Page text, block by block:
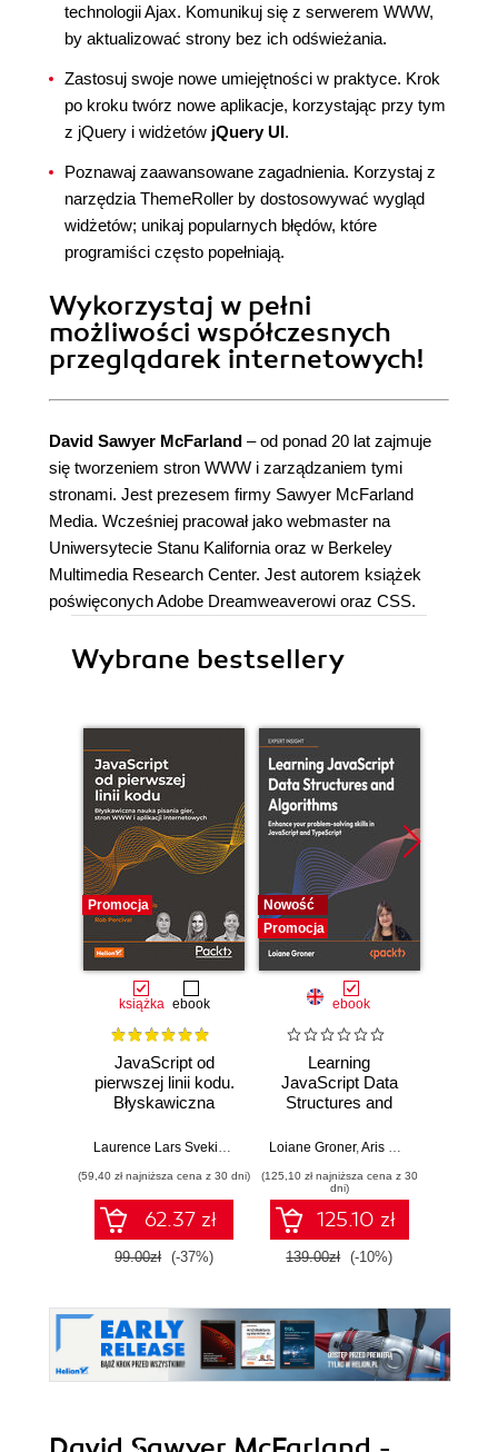
technologii Ajax. Komunikuj się z serwerem WWW,
by aktualizować strony bez ich odświeżania.
Zastosuj swoje nowe umiejętności w praktyce. Krok
po kroku twórz nowe aplikacje, korzystając przy tym
z jQuery i widżetów jQuery UI.
Poznawaj zaawansowane zagadnienia. Korzystaj z
narzędzia ThemeRoller by dostosowywać wygląd
widżetów; unikaj popularnych błędów, które
programiści często popełniają.
Wykorzystaj w pełni
możliwości współczesnych
przeglądarek internetowych!
David Sawyer McFarland – od ponad 20 lat zajmuje
się tworzeniem stron WWW i zarządzaniem tymi
stronami. Jest prezesem firmy Sawyer McFarland
Media. Wcześniej pracował jako webmaster na
Uniwersytecie Stanu Kalifornia oraz w Berkeley
Multimedia Research Center. Jest autorem książek
poświęconych Adobe Dreamweaverowi oraz CSS.
Wybrane bestsellery
Promocja
książka ebook
JavaScript od
pierwszej linii kodu.
Błyskawiczna
stron WWW i
internetowych
Laurence Lars Svekis
, Maaike van Putten,Rob Percival
(59,40 zł najniższa cena z 30 dni)
62.37 zł
99.00zł (-37%)
Nowość
Promocja
ebook
Learning
JavaScript Data
Structures and
Enhance your
skills in JavaScript
and TypeScript -
Fourth Edition
Loiane Groner,Aris Markogiannakis
(125,10 zł najniższa cena z 30
dni)
125.10 zł
139.00zł (-10%)